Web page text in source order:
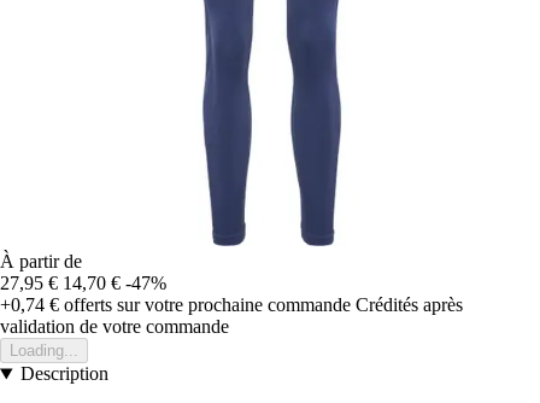
À partir de
27,95 € 14,70 € -47%
+0,74 € offerts sur votre prochaine commande Crédités après
validation de votre commande
Loading...
Description